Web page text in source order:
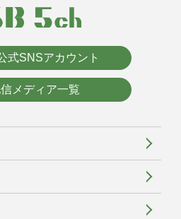
式SNSアカウント
メディア一覧